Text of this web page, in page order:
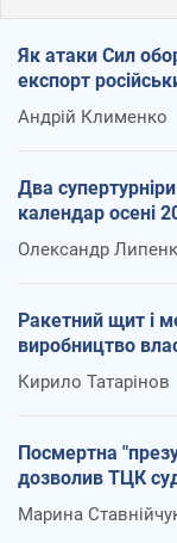
Як атаки Сил
експорт
Андрій Клименко
Два
календар осені
Олександр
Ракетний щит і
виробництво
Кирило Татарінов
Посмертна
дозволив ТЦК
Марина